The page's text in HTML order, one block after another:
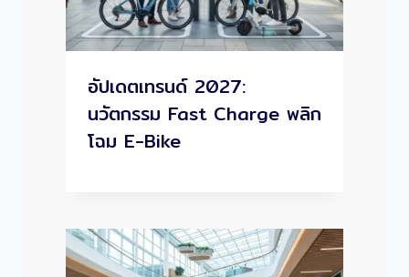
อัปเดตเทรนด์ 2027:
นวัตกรรม Fast Charge พลิก
โฉม E-Bike